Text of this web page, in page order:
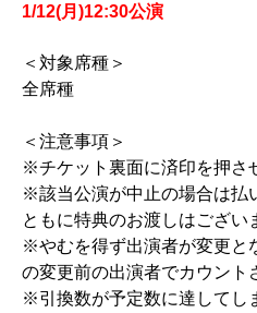
1/12(月)12:30公演
＜対象席種＞
全席種
＜注意事項＞
※チケット裏面に済印を押さ
※該当公演が中止の場合は払
ともに特典のお渡しはござい
※やむを得ず出演者が変更と
の変更前の出演者でカウント
※引換数が予定数に達してし